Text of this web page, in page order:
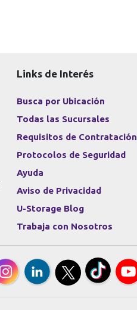
Links de Interés
Busca por Ubicación
Todas las Sucursales
Requisitos de Contratación
Protocolos de Seguridad
Ayuda
Aviso de Privacidad
U-Storage Blog
Trabaja con Nosotros